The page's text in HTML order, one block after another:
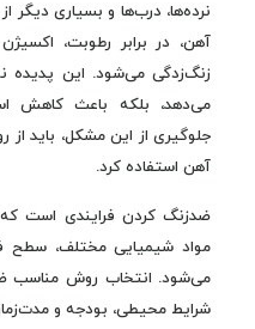
نرده‌ها، درب‌ها و بسیاری دیگر
آهن، در برابر رطوبت،
زنگ‌زدگی می‌شود. این پدیده
می‌دهد، بلکه باعث کاهش
جلوگیری از این مشکل، باید
آهن استفاده کرد.
ضدزنگ کردن فرایندی است
مواد شیمیایی مختلف، سطح
می‌شود. انتخاب روش مناسب
شرایط محیطی، بودجه و